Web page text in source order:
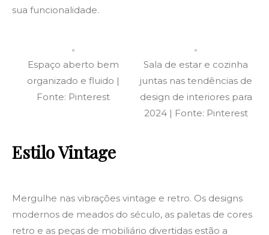
sua funcionalidade.
Espaço aberto bem
organizado e fluido |
Fonte: Pinterest
Sala de estar e cozinha
juntas nas tendências de
design de interiores para
2024 | Fonte: Pinterest
Estilo Vintage
Mergulhe nas vibrações vintage e retro. Os designs
modernos de meados do século, as paletas de cores
retro e as peças de mobiliário divertidas estão a